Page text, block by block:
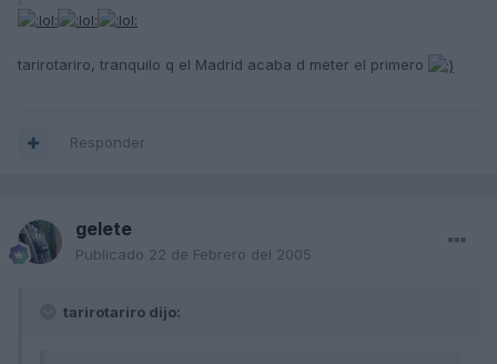
tarirotariro, tranquilo q el Madrid acaba d meter el primero
Responder
gelete
Publicado 22 de Febrero del 2005
tarirotariro dijo: